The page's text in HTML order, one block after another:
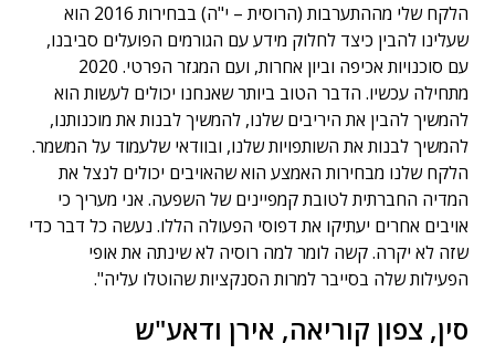
הלקח שלי מההתערבות (הרוסית – י"ה) בבחירות 2016 הוא
שעלינו להבין כיצד לחלוק מידע עם הגורמים הפועלים סביבנו,
עם סוכנויות אכיפה וביון אחרות, ועם המגזר הפרטי. 2020
מתחילה עכשיו. הדבר הטוב ביותר שאנחנו יכולים לעשות הוא
להמשיך להבין את היריבים שלנו, להמשיך לבנות את מוכנותנו,
להמשיך לבנות את השותפויות שלנו, ובוודאי שלעמוד על המשמר.
הלקח שלנו מבחירות האמצע הוא שהאויבים יכולים לנצל את
המדיה החברתית לטובת קמפיינים של השפעה. אני מעריך כי
אויבים אחרים יעתיקו את דפוסי הפעולה הללו. נעשה כל דבר כדי
שזה לא יקרה. קשה לומר למה רוסיה לא שינתה את אופי
הפעילות שלה בסייבר למרות הסנקציות שהוטלו עליה".
סין, צפון קוריאה, אירן ודאע"ש